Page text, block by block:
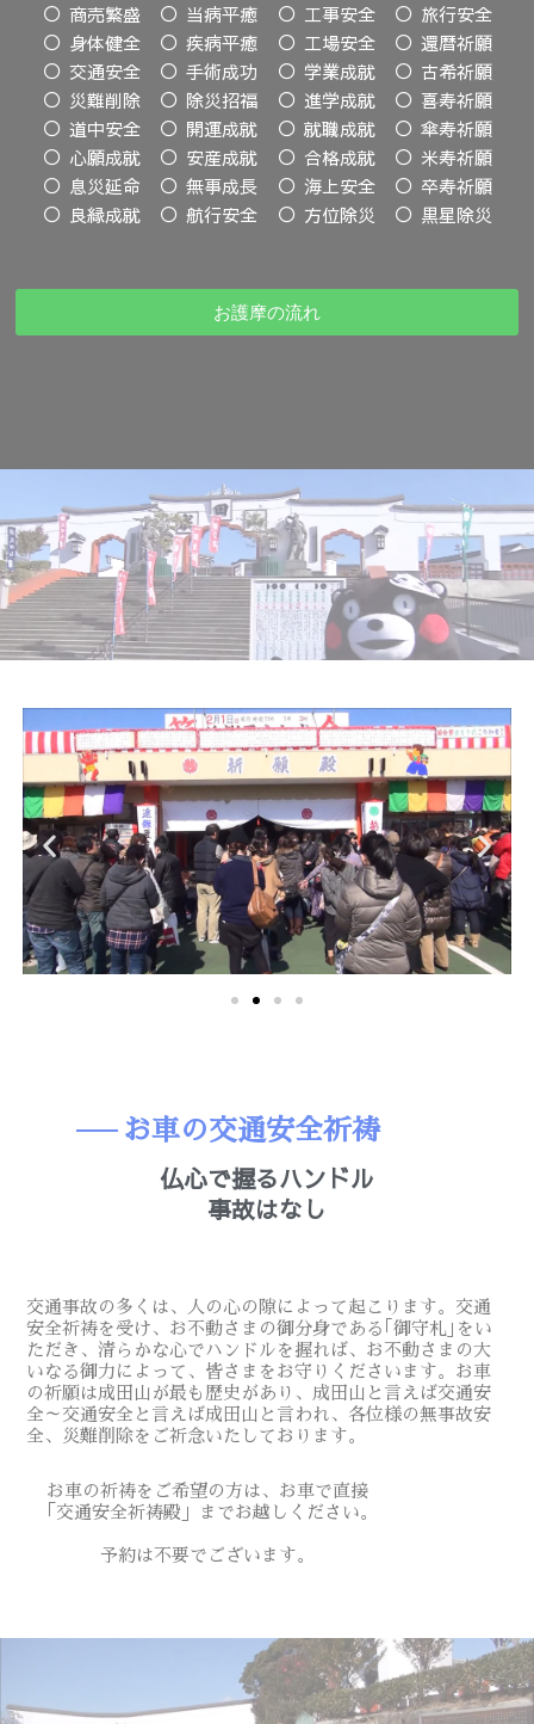
商売繁盛
当病平癒 工事安全
旅行安全
身体健全
疾病平癒 工場安全
還暦祈願
交通安全
手術成功 学業成就
古希祈願
災難削除
除災招福 進学成就
喜寿祈願
道中安全
開運成就 就職成就
傘寿祈願
心願成就
安産成就 合格成就
米寿祈願
息災延命
無事成長 海上安全
卒寿祈願
良縁成就
航行安全 方位除災 黒星除災
お護摩の流れ
お車の交通安全祈祷
仏心で握るハンドル
事故はなし
交通事故の多くは、人の心の隙によって起こります。交通
安全祈祷を受け、お不動さまの御分身である｢御守札｣をい
ただき、清らかな心でハンドルを握れば、お不動さまの大
いなる御力によって、皆さまをお守りくださいます。お車
の祈願は成田山が最も歴史があり、成田山と言えば交通安
全～交通安全と言えば成田山と言われ、各位様の無事故安
全、災難削除をご祈念いたしております。
お車の祈祷をご希望の方は、お車で直接
「交通安全祈祷殿」までお越しください。
予約は不要でございます。